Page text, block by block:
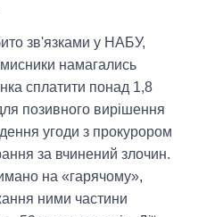
зв'язками у НАБУ,
намагались
сплатити понад 1,8
позивного вирішення
угоди з прокурором
за вчинений злочин.
на «гарячому»,
ними частини